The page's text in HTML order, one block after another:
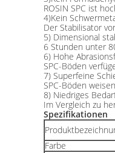
ROSIN SPC ist
4)Kein
Der Stabilisator
5) Dimensional
6 Stunden unter
6) Hohe
SPC-Böden
7) Superfeine
SPC-Böden
8) Niedriges
Im Vergleich zu
Spezifikationen
Farbe